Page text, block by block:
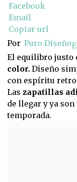
Facebook
Email
Copiar url
Por Puro Diseño
El equilibro justo
color. Diseño
con espíritu
Las zapatillas
de llegar y ya
temporada.